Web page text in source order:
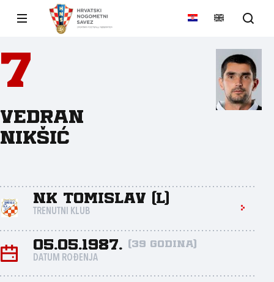
7
Vedran
Nikšić
NK Tomislav (L)
TRENUTNI KLUB
05.05.1987. (39 godina)
DATUM ROĐENJA